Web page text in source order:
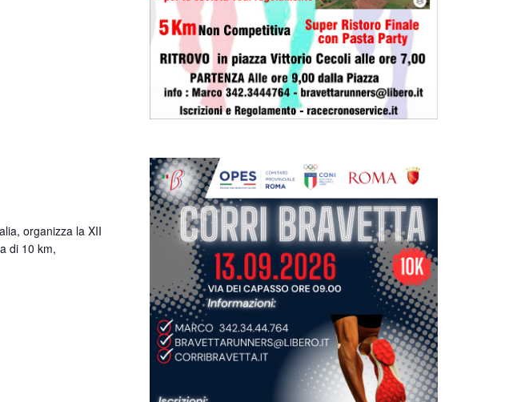
organizza la XII
di 10 km,